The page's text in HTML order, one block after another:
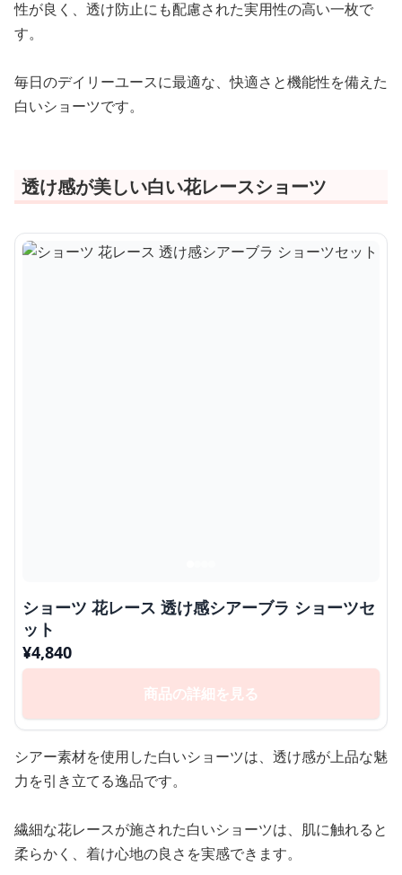
性が良く、透け防止にも配慮された実用性の高い一枚で
す。
毎日のデイリーユースに最適な、快適さと機能性を備えた
白いショーツです。
透け感が美しい白い花レースショーツ
ショーツ 花レース 透け感シアーブラ ショーツセ
ット
¥4,840
商品の詳細を見る
シアー素材を使用した白いショーツは、透け感が上品な魅
力を引き立てる逸品です。
繊細な花レースが施された白いショーツは、肌に触れると
柔らかく、着け心地の良さを実感できます。